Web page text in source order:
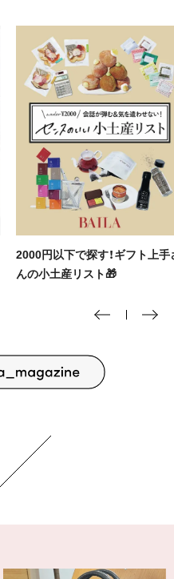
バイラ×メンズノンノ ふたりが
役のウエディング vol.5